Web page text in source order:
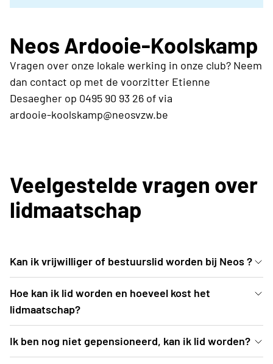
Neos Ardooie-Koolskamp
Vragen over onze lokale werking in onze club? Neem
dan contact op met de voorzitter Etienne
Desaegher op 0495 90 93 26 of via
ardooie-koolskamp@neosvzw.be
Veelgestelde vragen over
lidmaatschap
Kan ik vrijwilliger of bestuurslid worden bij Neos ?
Indien je interesse hebt, laat het ons weten. Wij
luisteren graag naar wat je wil doen in onze
vereniging.
Hoe kan ik lid worden en hoeveel kost het
lidmaatschap?
Lid worden kun je ten allen tijde tenminste als je
kunt genieten van je pensioen. Het lidmaatschap
Ik ben nog niet gepensioneerd, kan ik lid worden?